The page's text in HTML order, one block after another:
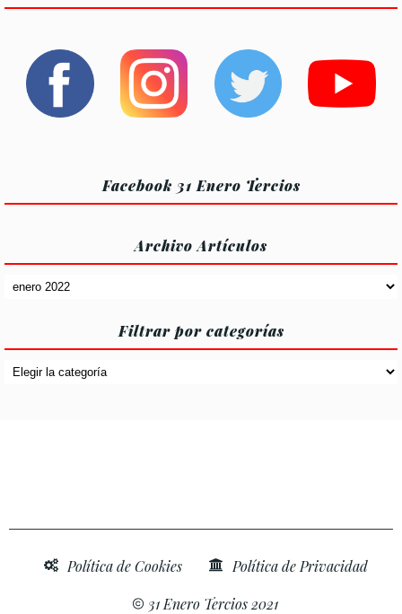
Facebook 31 Enero Tercios
Archivo Artículos
Archivo
Filtrar por categorías
Filtrar
Política de Cookies
Política de Privacidad
31 Enero Tercios 2021